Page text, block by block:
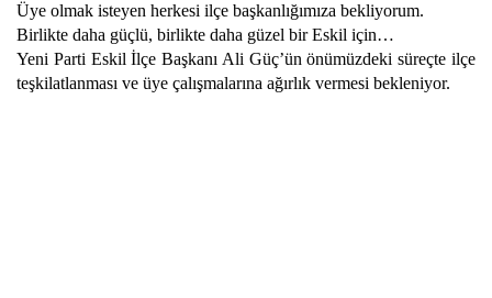
Üye olmak isteyen herkesi ilçe başkanlığımıza bekliyorum.
Birlikte daha güçlü, birlikte daha güzel bir Eskil için…
Yeni Parti Eskil İlçe Başkanı Ali Güç’ün önümüzdeki süreçte ilçe
teşkilatlanması ve üye çalışmalarına ağırlık vermesi bekleniyor.